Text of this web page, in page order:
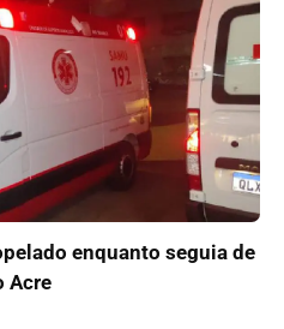
enquanto seguia de
Acre